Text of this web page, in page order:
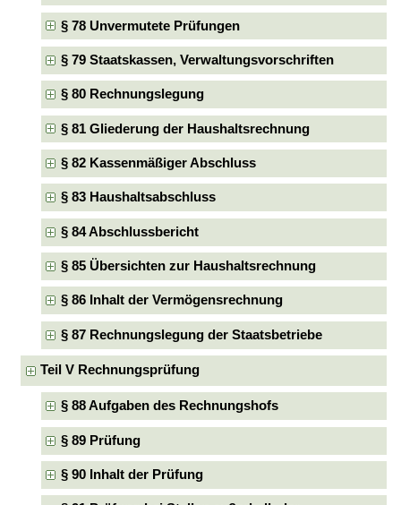
§ 78 Unvermutete Prüfungen
§ 79 Staatskassen, Verwaltungsvorschriften
§ 80 Rechnungslegung
§ 81 Gliederung der Haushaltsrechnung
§ 82 Kassenmäßiger Abschluss
§ 83 Haushaltsabschluss
§ 84 Abschlussbericht
§ 85 Übersichten zur Haushaltsrechnung
§ 86 Inhalt der Vermögensrechnung
§ 87 Rechnungslegung der Staatsbetriebe
Teil V Rechnungsprüfung
§ 88 Aufgaben des Rechnungshofs
§ 89 Prüfung
§ 90 Inhalt der Prüfung